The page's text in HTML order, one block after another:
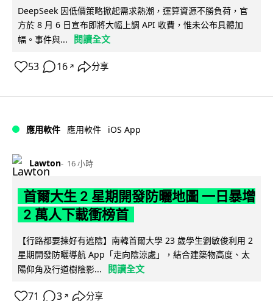
DeepSeek 因低價策略掀起需求熱潮，運算資源不勝負荷，官
方於 8 月 6 日宣布即將大幅上調 API 收費，惟未公布具體加
幅。事件與...
閱讀全文
53 16 ↗ 分享
應用軟件 應用軟件 iOS App
Lawton 16 小時
首爾大生 2 星期開發防曬地圖 一日暴增
2 萬人下載衝榜首
【行路都要揀好有遮陰】南韓首爾大學 23 歲學生劉敏俊利用 2
星期開發防曬導航 App「走向陰涼處」，結合建築物高度、太
陽仰角及行道樹陰影...
閱讀全文
71 3 ↗ 分享